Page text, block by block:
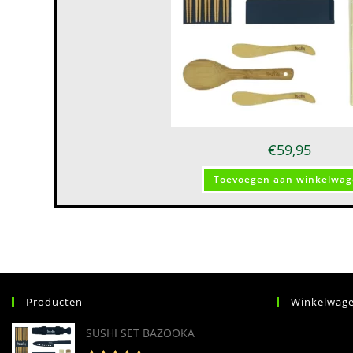
€59,95
Toevoegen aan
Producten
SUSHI SET BAZOOKA